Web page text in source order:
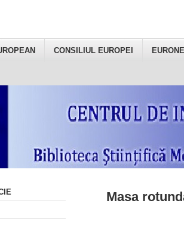
CONSILIUL EUROPEI
Masa